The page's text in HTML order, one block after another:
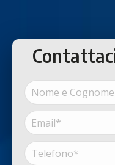
Nome
e
Cognome
o
Ragione
sociale*
(Obbligatorio)
Nome
Email*
(Obbligatorio)
Telefono*
(Obbligatorio)